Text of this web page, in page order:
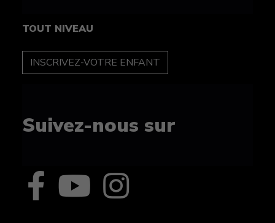
TOUT NIVEAU
INSCRIPTION
Suivez-nous sur